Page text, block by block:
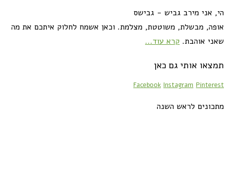
הי, אני מירב גביש - גבישס
אופה, מבשלת, משוטטת, מצלמת. וכאן אשמח לחלוק איתכם את מה
שאני אוהבת. קרא עוד...
תמצאו אותי גם כאן
Facebook Instagram Pinterest
מתכונים לראש השנה